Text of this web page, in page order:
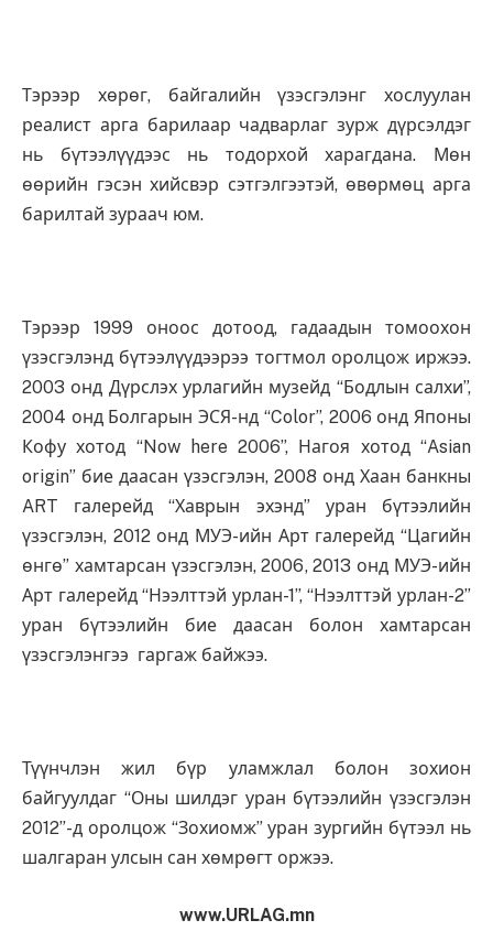
Тэрээр хөрөг, байгалийн үзэсгэлэнг хослуулан
реалист арга барилаар чадварлаг зурж дүрсэлдэг
нь бүтээлүүдээс нь тодорхой харагдана. Мөн
өөрийн гэсэн хийсвэр сэтгэлгээтэй, өвөрмөц арга
барилтай зураач юм.
Тэрээр 1999 оноос дотоод, гадаадын томоохон
үзэсгэлэнд бүтээлүүдээрээ тогтмол оролцож иржээ.
2003 онд Дүрслэх урлагийн музейд “Бодлын салхи”,
2004 онд Болгарын ЭСЯ-нд “Color”, 2006 онд Японы
Кофу хотод “Now here 2006”, Нагоя хотод “Asian
origin” бие даасан үзэсгэлэн, 2008 онд Хаан банкны
ART галерейд “Хаврын эхэнд” уран бүтээлийн
үзэсгэлэн, 2012 онд МУЭ-ийн Арт галерейд “Цагийн
өнгө” хамтарсан үзэсгэлэн, 2006, 2013 онд МУЭ-ийн
Арт галерейд “Нээлттэй урлан-1”, “Нээлттэй урлан-2”
уран бүтээлийн бие даасан болон хамтарсан
үзэсгэлэнгээ гаргаж байжээ.
Түүнчлэн жил бүр уламжлал болон зохион
байгуулдаг “Оны шилдэг уран бүтээлийн үзэсгэлэн
2012”-д оролцож “Зохиомж” уран зургийн бүтээл нь
шалгаран улсын сан хөмрөгт оржээ.
www.URLAG.mn